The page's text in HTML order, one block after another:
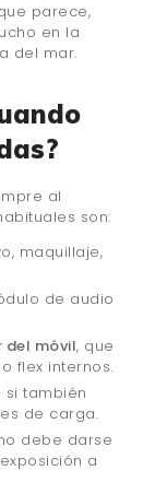
parece,
en la
del mar.
al
son:
maquillaje,
de audio
del móvil, que
flex internos.
si también
de carga.
debe darse
a